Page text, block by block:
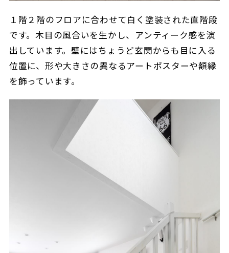
１階２階のフロアに合わせて白く塗装された直階段
です。木目の風合いを生かし、アンティーク感を演
出しています。壁にはちょうど玄関からも目に入る
位置に、形や大きさの異なるアートポスターや額縁
を飾っています。